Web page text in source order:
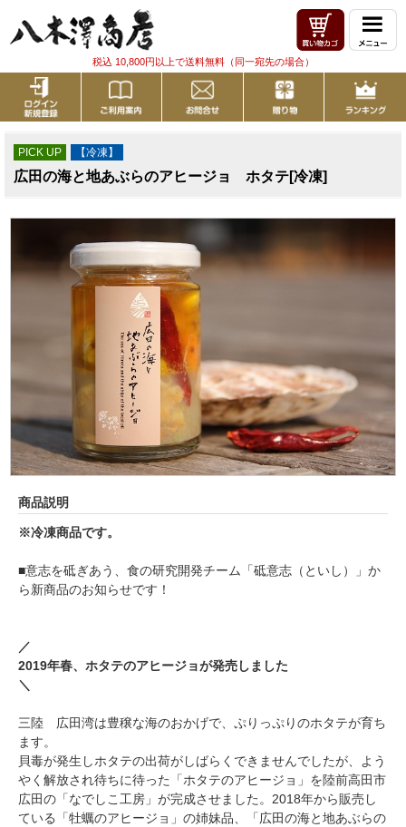
税込 10,800円以上で送料無料（同一宛先の場合）
PICK UP 【冷凍】
広田の海と地あぶらのアヒージョ ホタテ[冷凍]
商品説明
※冷凍商品です。
■意志を砥ぎあう、食の研究開発チーム「砥意志（といし）」か
ら新商品のお知らせです！
／
2019年春、ホタテのアヒージョが発売しました
＼
三陸 広田湾は豊穣な海のおかげで、ぷりっぷりのホタテが育ち
ます。
貝毒が発生しホタテの出荷がしばらくできませんでしたが、よう
やく解放され待ちに待った「ホタテのアヒージョ」を陸前高田市
広田の「なでしこ工房」が完成させました。2018年から販売し
ている「牡蠣のアヒージョ」の姉妹品、「広田の海と地あぶらの